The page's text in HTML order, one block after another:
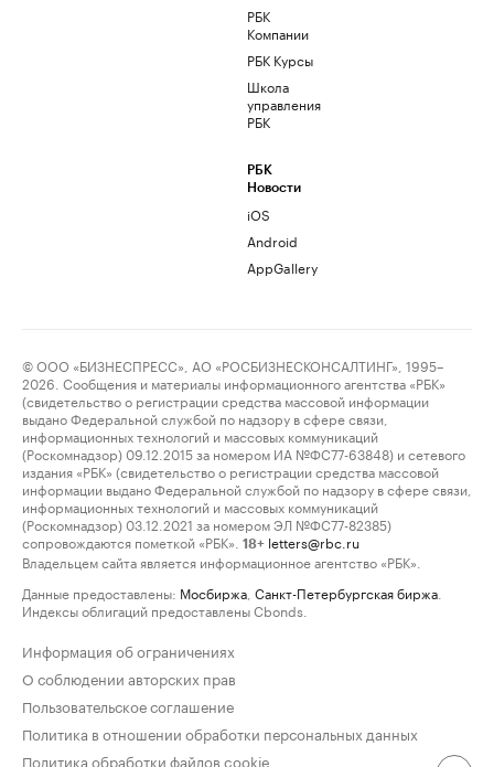
РБК
Компании
РБК Курсы
Школа
управления
РБК
РБК
Новости
iOS
Android
AppGallery
© ООО «БИЗНЕСПРЕСС», АО «РОСБИЗНЕСКОНСАЛТИНГ», 1995–
2026. Сообщения и материалы информационного агентства «РБК»
(свидетельство о регистрации средства массовой информации
выдано Федеральной службой по надзору в сфере связи,
информационных технологий и массовых коммуникаций
(Роскомнадзор) 09.12.2015 за номером ИА №ФС77-63848) и сетевого
издания «РБК» (свидетельство о регистрации средства массовой
информации выдано Федеральной службой по надзору в сфере связи,
информационных технологий и массовых коммуникаций
(Роскомнадзор) 03.12.2021 за номером ЭЛ №ФС77-82385)
сопровождаются пометкой «РБК».
18+ letters@rbc.ru
Владельцем сайта является информационное агентство «РБК».
Данные предоставлены: Мосбиржа Санкт-Петербургская биржа
Индексы облигаций предоставлены Cbonds.
Информация об ограничениях
О соблюдении авторских прав
Пользовательское соглашение
Политика в отношении обработки персональных данных
Политика обработки файлов cookie